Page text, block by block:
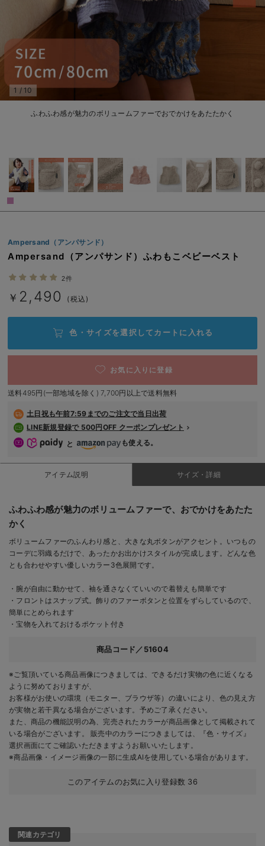
スタイ・よだれかけ（新生児・ベビー）
ベビー帽子（新生児・乳児）
新生児スリーパー・ベビーパジャマ
ベビー リュック
赤ちゃん 洗剤・洗濯用品・お掃除
赤ちゃん お風呂・ベビースキンケア
おむつ関連グッズ
快適機能ウェア特集 トップス
快適機能ウェア特集 ボトムス
快適機能ウェア特集 パジャマ
erbaviva（エルバビーバ）
ハレの日に着るANGELIEBEのセレモニー
買って正解！高評価レビューアイテム
便利な育児家電
Gift Selection 出産祝い
保育園・入園準備特集
かわいくておもしろ
何枚あっても嬉しい
長く使えるアイテム
ふわふわ感が魅力のボリュームファーでおでかけをあたたかく
1 /10
Ampersand（アンパサンド）
Ampersand（アンパサンド）ふわもこベビーベスト
2件
￥ 2,490 (税込)
色・サイズを選択して カートに入れる
お気に入りに登録
送料495円(一部地域を除く) 7,700円以上で送料無料
閉じる
土日祝も午前7:59までのご注文で当日出荷
LINE新規登録で 500円OFF クーポンプレゼント
と
も使える。
アイテム説明 サイズ・詳細
ふわふわ感が魅力のボリュームファーで、おでかけをあたた
かく
ボリュームファーのふんわり感と、大きな丸ボタンがアクセント。いつもの
コーデに羽織るだけで、あったかお出かけスタイルが完成します。どんな色
とも合わせやすい優しいカラー3色展開です。
・腕が自由に動かせて、袖を通さなくていいので着替えも簡単です
・フロントはスナップ式。飾りのファーボタンと位置をずらしているので、
簡単にとめられます
・宝物を入れておけるポケット付き
商品コード／51604
※ご覧頂いている商品画像につきましては、できるだけ実物の色に近くなる
ように努めておりますが、
お客様がお使いの環境（モニター、ブラウザ等）の違いにより、色の見え方
が実物と若干異なる場合がございます。予めご了承ください。
また、商品の機能説明の為、完売されたカラーが商品画像として掲載されて
いる場合がございます。 販売中のカラーにつきましては、『色・サイズ』
選択画面にてご確認いただきますようお願いいたします。
※商品画像・イメージ画像の一部に生成AIを使用している場合があります。
このアイテムのお気に入り登録数 36
関連カテゴリ